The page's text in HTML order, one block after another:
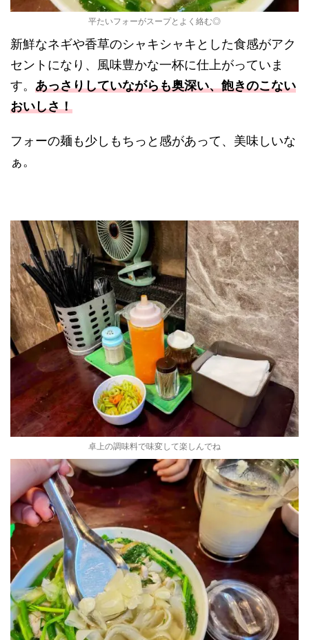
平たいフォーがスープとよく絡む◎
新鮮なネギや香草のシャキシャキとした食感がアク
セントになり、風味豊かな一杯に仕上がっていま
す。 あっさりしていながらも奥深い、飽きのこない
おいしさ！
フォーの麺も少しもちっと感があって、美味しいな
ぁ。
卓上の調味料で味変して楽しんでね